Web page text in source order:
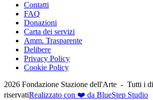
Contatti
FAQ
Donazioni
Carta dei servizi
Amm. Trasparente
Delibere
Privacy Policy
Cookie Policy
2026 Fondazione Stazione dell'Arte - Tutti i
riservatiRealizzato con ❤️ da BlueStep Studio